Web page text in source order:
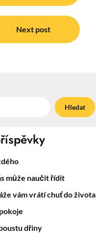
Next post
Hledat
může naučit řídit
vám vrátí chuť do života
dřiny